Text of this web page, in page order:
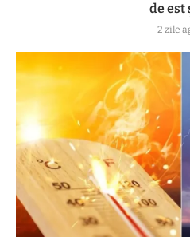
de est
2 zile